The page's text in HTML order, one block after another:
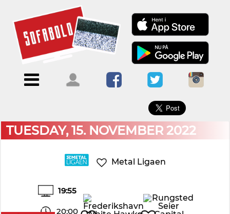
Menu
ForsideKalendere
Blogs
Om
Sofabold
Kontakt
bruger
ind
×
TUESDAY, 15. NOVEMBER 2022
Metal Ligaen
19:55
20:00